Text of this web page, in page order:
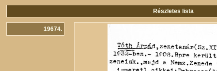
Részletes lista
19674.